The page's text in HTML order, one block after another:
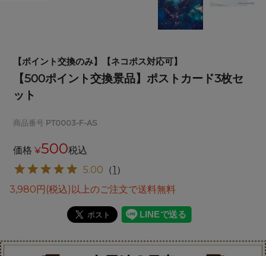
【ポイント交換のみ】【ネコポス対応可】
【500ポイント交換景品】ポストカード3枚セ
ット
商品番号 PT0003-F-AS
価格 ¥500税込
5.00 （1 ）
3,980円(税込)以上のご注文で送料無料